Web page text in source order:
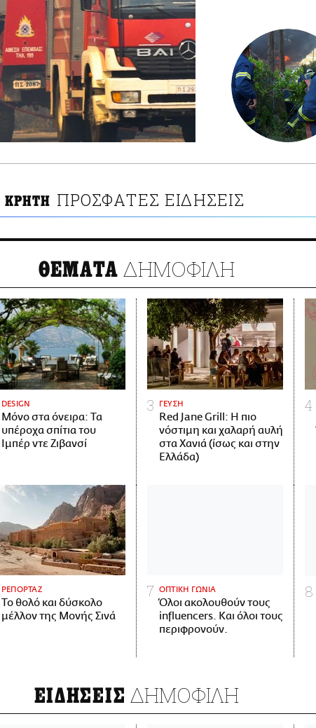
ΚΡΗΤΗ ΠΡΟΣΦΑΤΕΣ ΕΙΔΗΣΕΙΣ
ΘΕΜΑΤΑ ΔΗΜΟΦΙΛΗ
DESIGN
Μόνο στα όνειρα: Τα
υπέροχα σπίτια του
Ιμπέρ ντε Ζιβανσί
ΓΕΥΣΗ
Red Jane Grill: Η πιο
νόστιμη και χαλαρή αυλή
στα Χανιά (ίσως και στην
Ελλάδα)
ΡΕΠΟΡΤΑΖ
Το θολό και δύσκολο
μέλλον της Μονής Σινά
ΟΠΤΙΚΗ ΓΩΝΙΑ
Όλοι ακολουθούν τους
influencers. Και όλοι τους
περιφρονούν.
ΕΙΔΗΣΕΙΣ ΔΗΜΟΦΙΛΗ